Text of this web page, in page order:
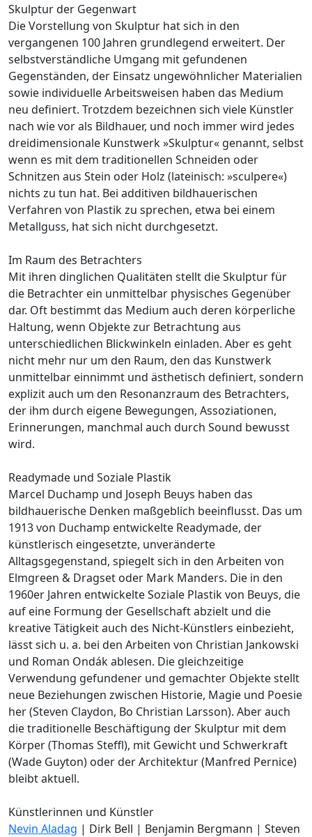
Skulptur der Gegenwart
Die Vorstellung von Skulptur hat sich in den
vergangenen 100 Jahren grundlegend erweitert. Der
selbstverständliche Umgang mit gefundenen
Gegenständen, der Einsatz ungewöhnlicher Materialien
sowie individuelle Arbeitsweisen haben das Medium
neu definiert. Trotzdem bezeichnen sich viele Künstler
nach wie vor als Bildhauer, und noch immer wird jedes
dreidimensionale Kunstwerk »Skulptur« genannt, selbst
wenn es mit dem traditionellen Schneiden oder
Schnitzen aus Stein oder Holz (lateinisch: »sculpere«)
nichts zu tun hat. Bei additiven bildhauerischen
Verfahren von Plastik zu sprechen, etwa bei einem
Metallguss, hat sich nicht durchgesetzt.
Im Raum des Betrachters
Mit ihren dinglichen Qualitäten stellt die Skulptur für
die Betrachter ein unmittelbar physisches Gegenüber
dar. Oft bestimmt das Medium auch deren körperliche
Haltung, wenn Objekte zur Betrachtung aus
unterschiedlichen Blickwinkeln einladen. Aber es geht
nicht mehr nur um den Raum, den das Kunstwerk
unmittelbar einnimmt und ästhetisch definiert, sondern
explizit auch um den Resonanzraum des Betrachters,
der ihm durch eigene Bewegungen, Assoziationen,
Erinnerungen, manchmal auch durch Sound bewusst
wird.
Readymade und Soziale Plastik
Marcel Duchamp und Joseph Beuys haben das
bildhauerische Denken maßgeblich beeinflusst. Das um
1913 von Duchamp entwickelte Readymade, der
künstlerisch eingesetzte, unveränderte
Alltagsgegenstand, spiegelt sich in den Arbeiten von
Elmgreen & Dragset oder Mark Manders. Die in den
1960er Jahren entwickelte Soziale Plastik von Beuys, die
auf eine Formung der Gesellschaft abzielt und die
kreative Tätigkeit auch des Nicht-Künstlers einbezieht,
lässt sich u. a. bei den Arbeiten von Christian Jankowski
und Roman Ondák ablesen. Die gleichzeitige
Verwendung gefundener und gemachter Objekte stellt
neue Beziehungen zwischen Historie, Magie und Poesie
her (Steven Claydon, Bo Christian Larsson). Aber auch
die traditionelle Beschäftigung der Skulptur mit dem
Körper (Thomas Steffl), mit Gewicht und Schwerkraft
(Wade Guyton) oder der Architektur (Manfred Pernice)
bleibt aktuell.
Künstlerinnen und Künstler
Nevin Aladag | Dirk Bell | Benjamin Bergmann | Steven